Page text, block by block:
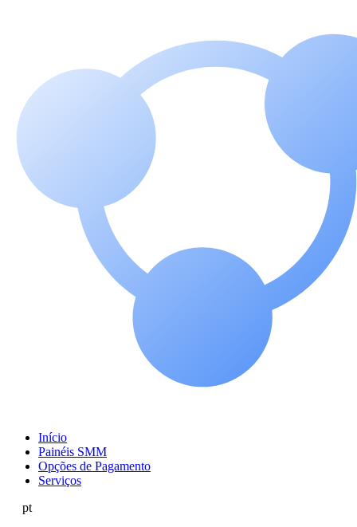
Início
Painéis SMM
Opções de Pagamento
Serviços
pt